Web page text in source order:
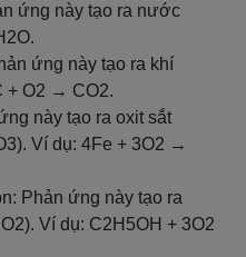
ứng này tạo ra nước
ứng này tạo ra khí
+ O2 → CO2.
này tạo ra oxit sắt
Ví dụ: 4Fe + 3O2 →
Phản ứng này tạo ra
Ví dụ: C2H5OH + 3O2